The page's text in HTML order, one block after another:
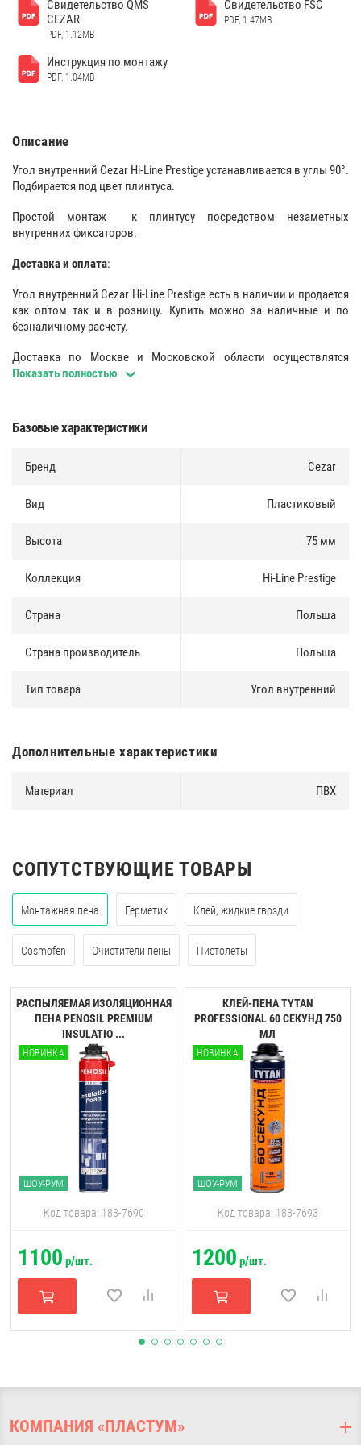
Свидетельство QMS
CEZAR
PDF, 1.12MB
Свидетельство FSC
PDF, 1.47MB
Инструкция по монтажу
PDF, 1.04MB
Описание
Угол внутренний Cezar Hi-Line Prestige устанавливается в углы 90°.
Подбирается под цвет плинтуса.
Простой монтаж к плинтусу посредством незаметных
внутренних фиксаторов.
Доставка и оплата:
Угол внутренний Cezar Hi-Line Prestige есть в наличии и продается
как оптом так и в розницу. Купить можно за наличные и по
безналичному расчету.
Доставка по Москве и Московской области осуществлятся
ежедневно. Доставка в регионы России осуществляется через
Показать полностью
Базовые характеристики
Бренд Cezar
Вид Пластиковый
Высота 75 мм
Коллекция Hi-Line Prestige
Страна Польша
Страна производитель Польша
Тип товара Угол внутренний
Дополнительные характеристики
Материал ПВХ
СОПУТСТВУЮЩИЕ ТОВАРЫ
Монтажная пена Герметик Клей, жидкие гвозди
Cosmofen Очистители пены Пистолеты
РАСПЫЛЯЕМАЯ ИЗОЛЯЦИОННАЯ
ПЕНА PENOSIL PREMIUM
INSULATIO ...
НОВИНКА
ШОУ-РУМ
Код товара: 183-7690
1100 р/шт.
КЛЕЙ-ПЕНА TYTAN
PROFESSIONAL 60 CЕКУНД 750
МЛ
НОВИНКА
ШОУ-РУМ
Код товара: 183-7693
1200 р/шт.
КОМПАНИЯ «ПЛАСТУМ»